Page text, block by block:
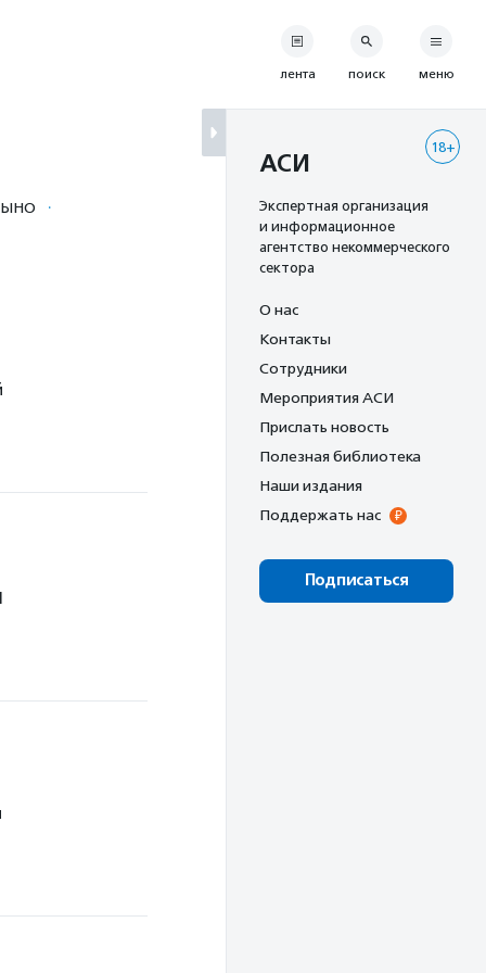
·
лента поиск меню
18+
АСИ
Экспертная организация
и информационное
агентство некоммерческого
сектора
О нас
Контакты
Сотрудники
Мероприятия АСИ
Прислать новость
Полезная библиотека
Наши издания
Поддержать нас
Подписаться